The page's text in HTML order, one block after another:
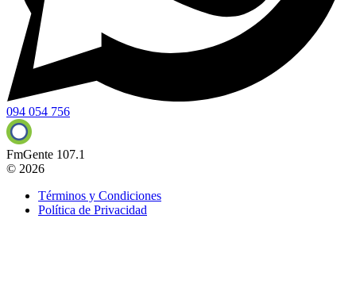
094 054 756
FmGente 107.1
© 2026
Términos y Condiciones
Política de Privacidad